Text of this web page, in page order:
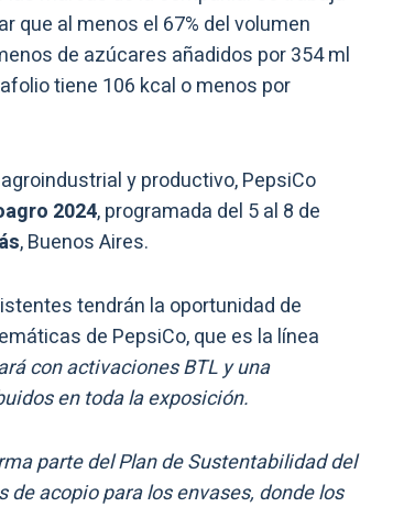
que al menos el 67% del volumen
de azúcares añadidos por 354 ml
tiene 106 kcal o menos por
y productivo, PepsiCo
2024, programada del 5 al 8 de
, Buenos Aires.
tendrán la oportunidad de
de PepsiCo, que es la línea
con activaciones BTL y una
en toda la exposición.
parte del Plan de Sustentabilidad del
acopio para los envases, donde los